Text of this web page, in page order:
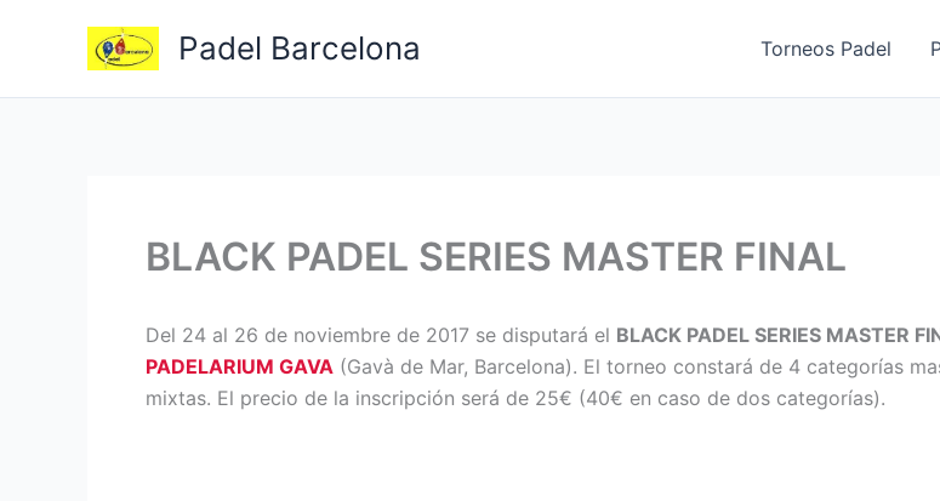
contenido
Padel Barcelona Torneos Padel
BLACK PADEL SERIES MASTER FINAL
Del 24 al 26 de noviembre de 2017 se disputará el BLACK PADEL SERIES MASTER
PADELARIUM GAVA (Gavà de Mar, Barcelona). El torneo constará de 4 categorías
mixtas. El precio de la inscripción será de 25€ (40€ en caso de dos categorías).